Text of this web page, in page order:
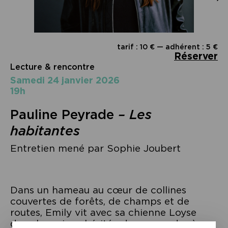
tarif : 10 € — adhérent : 5 €
Réserver
Lecture & rencontre
samedi 24 janvier 2026
19h
Pauline Peyrade – Les
habitantes
Entretien mené par Sophie Joubert
Dans un hameau au cœur de collines
couvertes de forêts, de champs et de
routes, Emily vit avec sa chienne Loyse
dans la maison héritée de sa grand-mère.